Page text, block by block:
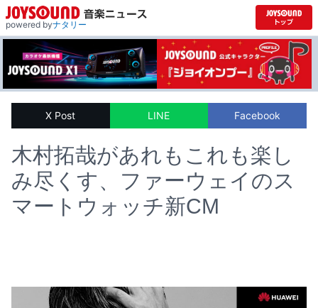
powered byナタリー
X Post LINE Facebook
木村拓哉があれもこれも楽し
み尽くす、ファーウェイのス
マートウォッチ新CM